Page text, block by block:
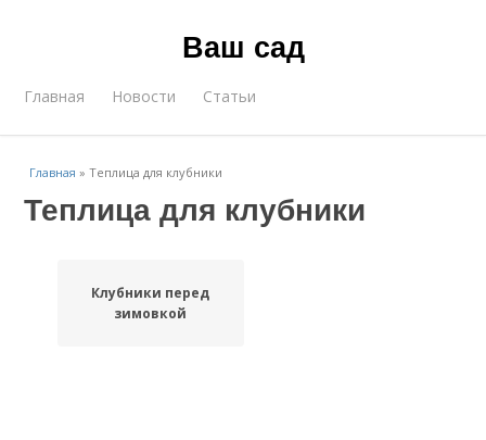
Ваш сад
Главная Новости Статьи
Главная »Теплица для клубники
Теплица для клубники
Клубники перед
зимовкой